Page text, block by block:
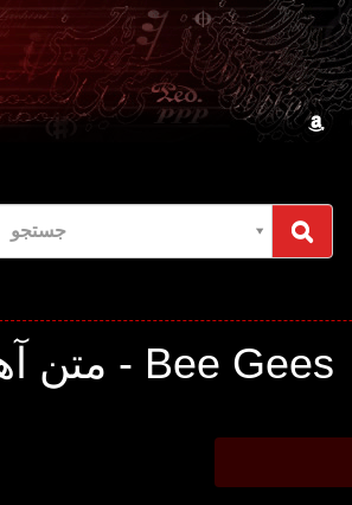
جستجو
Bee Gees - متن آهنگها، نت موسیقی و ترانه